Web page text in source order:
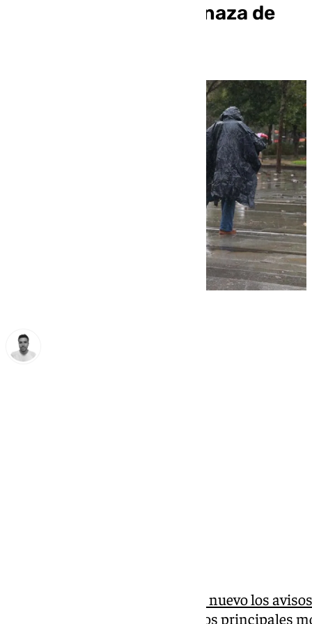
miércoles con la amenaza de
nueva borrasca activará de nuevo los
semana. Según la previsión de los principales